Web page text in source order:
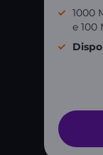
1000
e 100